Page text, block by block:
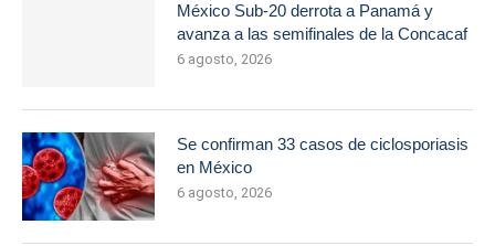
México Sub-20 derrota a Panamá y
avanza a las semifinales de la Concacaf
6 agosto, 2026
Se confirman 33 casos de ciclosporiasis
en México
6 agosto, 2026